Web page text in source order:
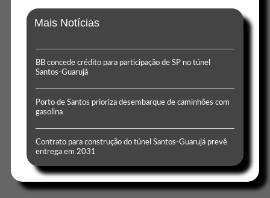
Mais Notícias
BB concede crédito para participação de SP no túnel
Santos-Guarujá
Porto de Santos prioriza desembarque de caminhões com
gasolina
Contrato para construção do túnel Santos-Guarujá prevê
entrega em 2031